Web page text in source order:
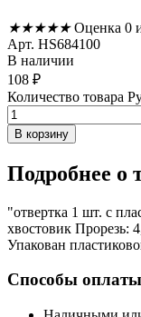
★★★★★ Оценка 0
Арт. HS684100
В наличии
108 ₽
Количество товара
В корзину
Подробнее о
"отвертка 1 шт. с
хвостовик
Упакован
Способы оплаты